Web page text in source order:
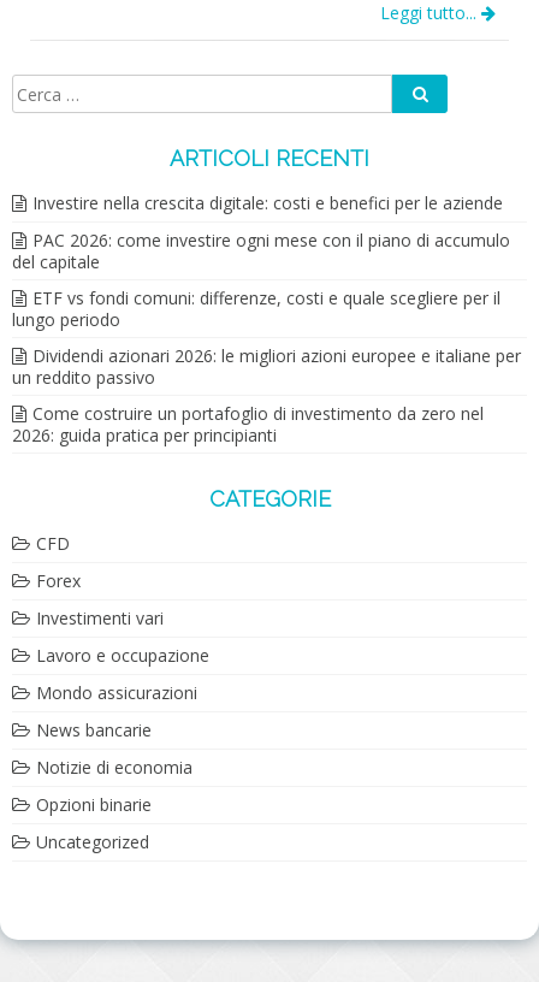
Leggi tutto...
ARTICOLI RECENTI
Investire nella crescita digitale: costi e benefici per le aziende
PAC 2026: come investire ogni mese con il piano di accumulo
del capitale
ETF vs fondi comuni: differenze, costi e quale scegliere per il
lungo periodo
Dividendi azionari 2026: le migliori azioni europee e italiane per
un reddito passivo
Come costruire un portafoglio di investimento da zero nel
2026: guida pratica per principianti
CATEGORIE
CFD
Forex
Investimenti vari
Lavoro e occupazione
Mondo assicurazioni
News bancarie
Notizie di economia
Opzioni binarie
Uncategorized